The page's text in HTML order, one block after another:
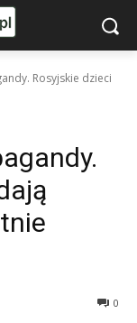
Rosyjskie dzieci
0